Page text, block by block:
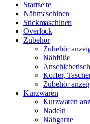
Startseite
Nähmaschinen
Stickmaschinen
Overlock
Zubehör
Zubehör
Nähfüße
Koffer,
Zubehör
Kurzwaren
Kurzwaren
Nadeln
Nähgarne